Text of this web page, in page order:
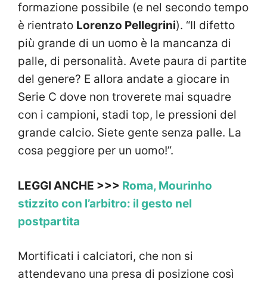
formazione possibile (e nel secondo tempo
è rientrato Lorenzo Pellegrini). “Il difetto
più grande di un uomo è la mancanza di
palle, di personalità. Avete paura di partite
del genere? E allora andate a giocare in
Serie C dove non troverete mai squadre
con i campioni, stadi top, le pressioni del
grande calcio. Siete gente senza palle. La
cosa peggiore per un uomo!”.
LEGGI ANCHE >>> Roma, Mourinho
stizzito con l’arbitro: il gesto nel
postpartita
Mortificati i calciatori, che non si
attendevano una presa di posizione così